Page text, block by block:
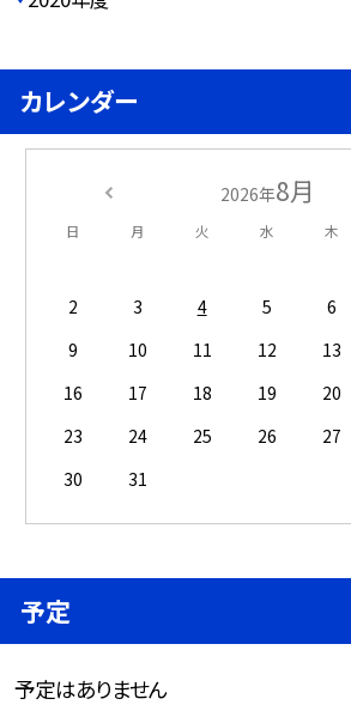
カレンダー
2026年8月
日 月 火 水 木
2
3 4 5 6
9
10 11 12 13
16
17 18 19 20
23
24 25 26 27
30
31
予定
予定はありません